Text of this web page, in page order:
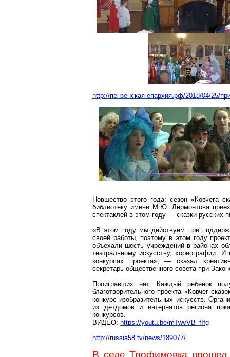
http://пензенская-епархия.рф/2018/04/25/
Новшество этого года: сезон «Ковчега
библиотеку имени М.Ю. Лермонтова
спектаклей в этом году — сказки русских
«В этом году мы действуем при
своей работы, поэтому в этом году
объехали шесть учреждений в районах
театральному искусству, хореографии.
конкурсах проекта», — сказал
секретарь общественного совета при
Проигравших нет. Каждый ребенок
благотворительного проекта «Ковчег
конкурс изобразительных искусств.
из детдомов и интернатов региона
конкурсов.
ВИДЕО: https://youtu.be/mTwvVB_fIfg
http://russia58.tv/news/189077/
В селеТрофимовка прошел